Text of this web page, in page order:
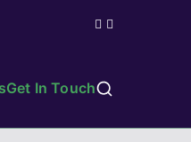
Get In Touch